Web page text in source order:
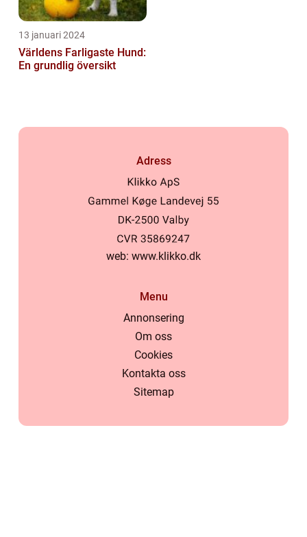
13 januari 2024
Världens Farligaste Hund:
En grundlig översikt
Adress
web: www.klikko.dk
Menu
Annonsering
Om oss
Cookies
Kontakta oss
Sitemap